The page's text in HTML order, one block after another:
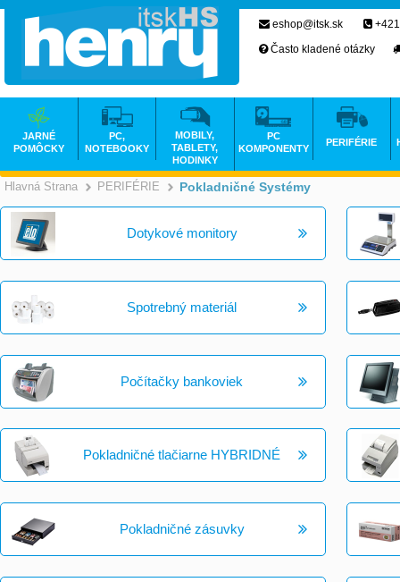
Hlavná Strana >
PERIFÉRIE >
Pokladničné Systémy
Dotykové monitory
Spotrebný materiál
Počítačky bankoviek
Pokladničné tlačiarne HYBRIDNÉ
Pokladničné zásuvky
eshop@itsk.sk
Často kladené otázky
JARNÉ
POMÔCKY
PC,
NOTEBOOKY
MOBILY,
TABLETY,
HODINKY
PC
KOMPONENTY
PERIFÉRIE